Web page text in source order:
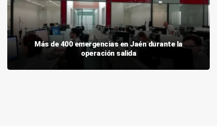
Más de 400 emergencias en Jaén durante la
operación salida